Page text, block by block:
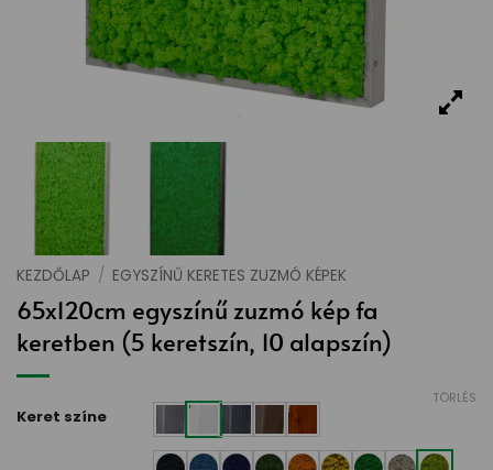
KEZDŐLAP / EGYSZÍNŰ KERETES ZUZMÓ KÉPEK
65x120cm egyszínű zuzmó kép fa
keretben (5 keretszín, 10 alapszín)
Keret színe
TÖRLÉS